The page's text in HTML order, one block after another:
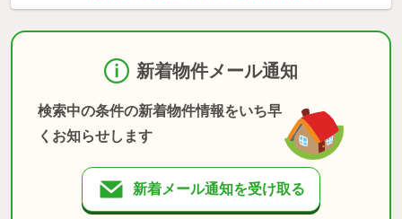
新着物件メール通知
検索中の条件の新着物件情報をいち早
くお知らせします
新着メール通知を受け取る